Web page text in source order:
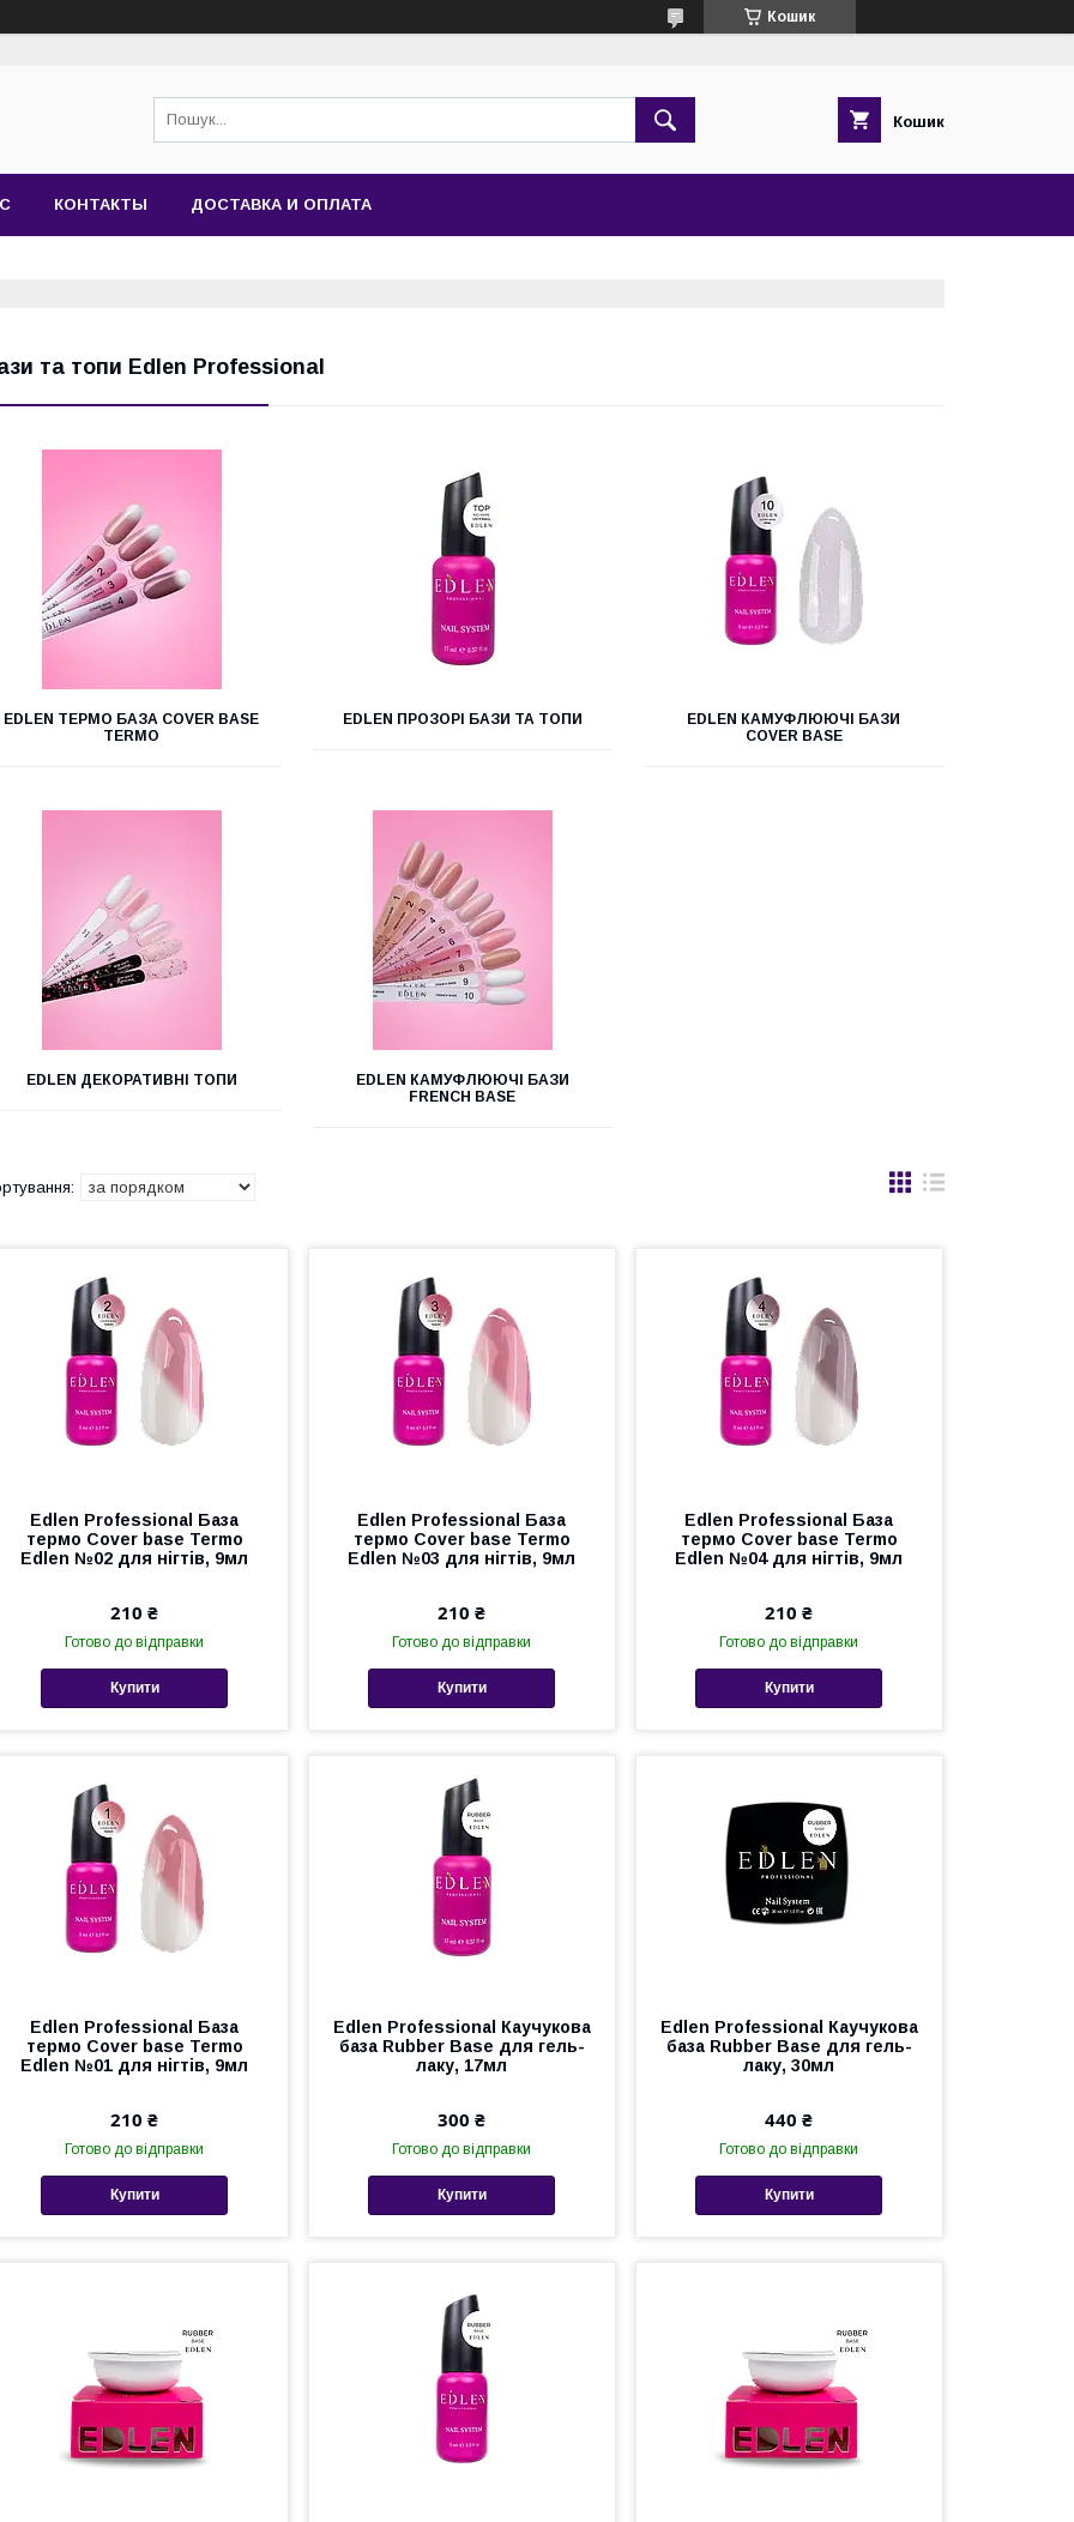
Кошик
Кошик
КОНТАКТЫ ДОСТАВКА И ОПЛАТА
та топи Edlen Professional
EDLEN ТЕРМО БАЗА COVER BASE
TERMO
EDLEN ПРОЗОРІ БАЗИ ТА ТОПИ
EDLEN КАМУФЛЮЮЧІ БАЗИ
COVER BASE
EDLEN ДЕКОРАТИВНІ ТОПИ
EDLEN КАМУФЛЮЮЧІ БАЗИ
FRENCH BASE
Edlen Professional База
термо Cover base Termo
Edlen №02 для нігтів, 9мл
210 ₴
Готово до відправки
Купити
Edlen Professional База
термо Cover base Termo
Edlen №03 для нігтів, 9мл
210 ₴
Готово до відправки
Купити
Edlen Professional База
термо Cover base Termo
Edlen №04 для нігтів, 9мл
210 ₴
Готово до відправки
Купити
Edlen Professional База
термо Cover base Termo
Edlen №01 для нігтів, 9мл
210 ₴
Готово до відправки
Купити
Edlen Professional Каучукова
база Rubber Base для гель-
лаку, 17мл
300 ₴
Готово до відправки
Купити
Edlen Professional Каучукова
база Rubber Base для гель-
лаку, 30мл
440 ₴
Готово до відправки
Купити